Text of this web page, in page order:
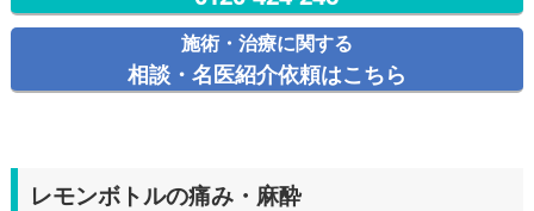
施術・治療に関する
相談・名医紹介依頼はこちら
レモンボトルの痛み・麻酔